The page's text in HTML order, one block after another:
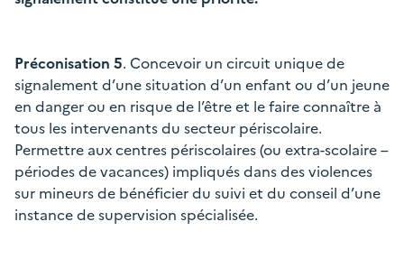
Préconisation 5. Concevoir un circuit unique de
signalement d’une situation d’un enfant ou d’un jeune
en danger ou en risque de l’être et le faire connaître à
tous les intervenants du secteur périscolaire.
Permettre aux centres périscolaires (ou extra-scolaire –
périodes de vacances) impliqués dans des violences
sur mineurs de bénéficier du suivi et du conseil d’une
instance de supervision spécialisée.